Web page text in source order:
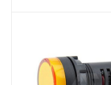
123
Тип напряжения